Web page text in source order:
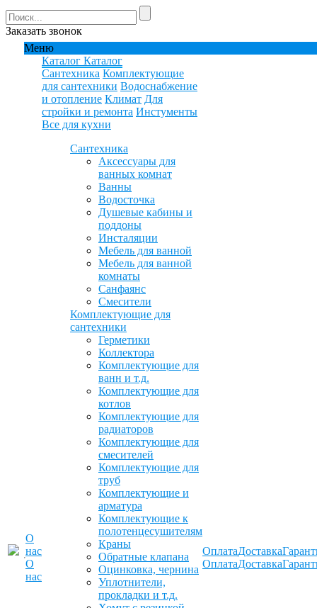
Заказать звонок
Меню
О
нас
О
нас
Каталог Каталог
Сантехника Комплектующие
для сантехники Водоснабжение
и отопление Климат Для
стройки и ремонта Инстументы
Все для кухни
Сантехника
Аксессуары для
ванных комнат
Ванны
Водосточка
Душевые кабины и
поддоны
Инсталяции
Мебель для ванной
Мебель для ванной
комнаты
Санфаянс
Смесители
Комплектующие для
сантехники
Герметики
Коллектора
Комплектующие для
ванн и т.д.
Комплектующие для
котлов
Комплектующие для
радиаторов
Комплектующие для
смесителей
Комплектующие для
труб
Комплектующие и
арматура
Комплектующие к
полотенцесушителям
Краны
Обратные клапана
Оцинковка, чернина
Уплотнители,
прокладки и т.д.
Оплата
Оплата
Доставка
Доставка